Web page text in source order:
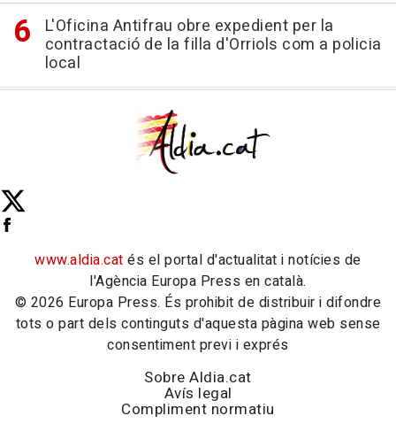
L'Oficina Antifrau obre expedient per la
contractació de la filla d'Orriols com a policia
local
www.aldia.cat és el portal d'actualitat i notícies de
l'Agència Europa Press en català.
© 2026 Europa Press. És prohibit de distribuir i difondre
tots o part dels continguts d'aquesta pàgina web sense
consentiment previ i exprés
Sobre Aldia.cat
Avís legal
Compliment normatiu